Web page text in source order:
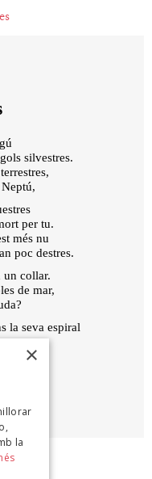
silvestres.
per tu.
més nu
poc destres.
un collar.
de mar,
la seva espiral
×
la